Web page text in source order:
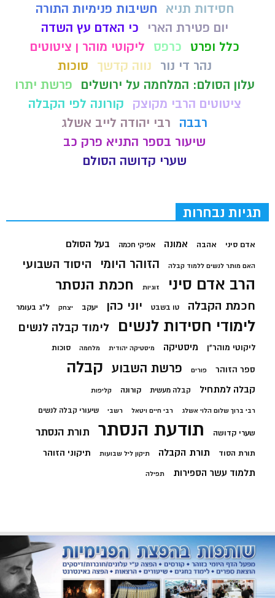
חסידות תניא
חשיבות פנימיות התורה
יום פטירת הארי
כי האדם עץ השדה
כלל ופרט
כרפס
ליקוטי מוהר ן ציטוטים
נהר די נור
נווה קדשך
סוכות
עלון הסולם: המלחמה על ירושלים
פרשת יתרו
ציטוטים הרבי מקוצק
קורונה לפי הקבלה
רבבה
רבי יהודה לייב אשלג
שיעור בספר התניא פרק כב
שערי קדושה הסולם
תגיות נבחרות
אדם סיני אהבה אמונה אפיקי חכמה בעל הסולם
האם מותר לנשים ללמוד קבלה הזוהר היומי היסוד השבועי
הרב אדם סיני זוגיות חכמת הנסתר
חכמת הקבלה טו בשבט יוני כהן יעקב יצחק ל"ג בעומר
לימודי חסידות לנשים לימוד קבלה לנשים
ליקוטי מוהר"ן מיסטיקה מיסטיקה יהודית מלחמה סוכות
ספר הזוהר פורים פרשת השבוע קבלה
קבלה למתחיל קבלה מעשית קורונה קליפות
רבי ברוך שלום הלוי אשלג רבי חיים ויטאל רשבי שיעורי קבלה לנשים
שערי קדושה תודעת הנסתר תורת הנסתר
תורת הסוד תורת הקבלה תיקון ליל שבועות תיקוני הזוהר
תלמוד עשר הספירות תפילה